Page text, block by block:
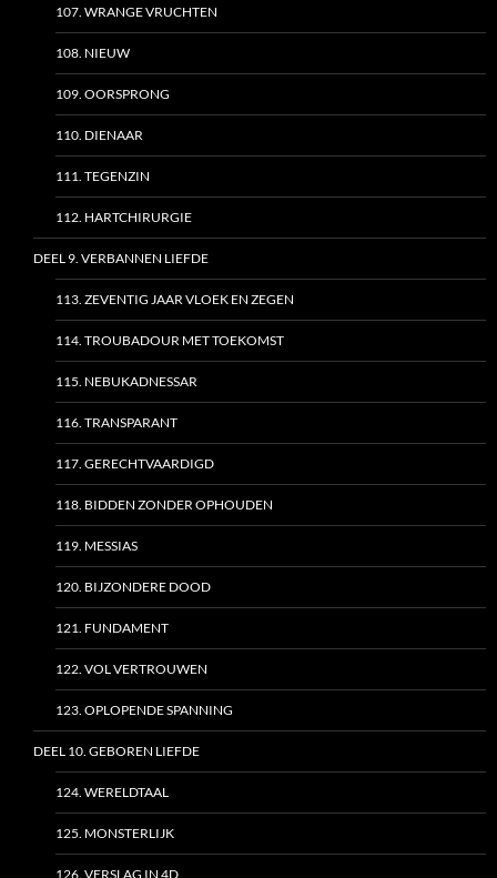
107. WRANGE VRUCHTEN
108. NIEUW
109. OORSPRONG
110. DIENAAR
111. TEGENZIN
112. HARTCHIRURGIE
DEEL 9. VERBANNEN LIEFDE
113. ZEVENTIG JAAR VLOEK EN ZEGEN
114. TROUBADOUR MET TOEKOMST
115. NEBUKADNESSAR
116. TRANSPARANT
117. GERECHTVAARDIGD
118. BIDDEN ZONDER OPHOUDEN
119. MESSIAS
120. BIJZONDERE DOOD
121. FUNDAMENT
122. VOL VERTROUWEN
123. OPLOPENDE SPANNING
DEEL 10. GEBOREN LIEFDE
124. WERELDTAAL
125. MONSTERLIJK
126. VERSLAG IN 4D